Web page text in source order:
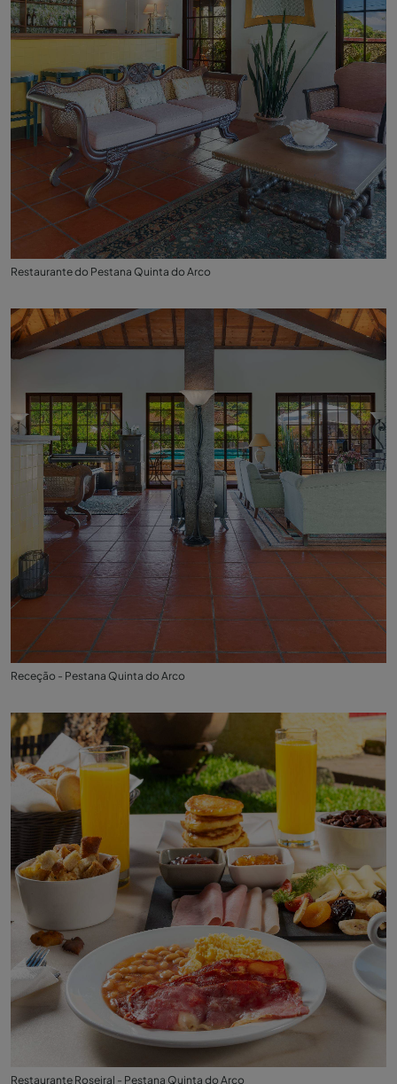
Restaurante do Pestana Quinta do Arco
Receção - Pestana Quinta do Arco
Restaurante Roseiral - Pestana Quinta do Arco